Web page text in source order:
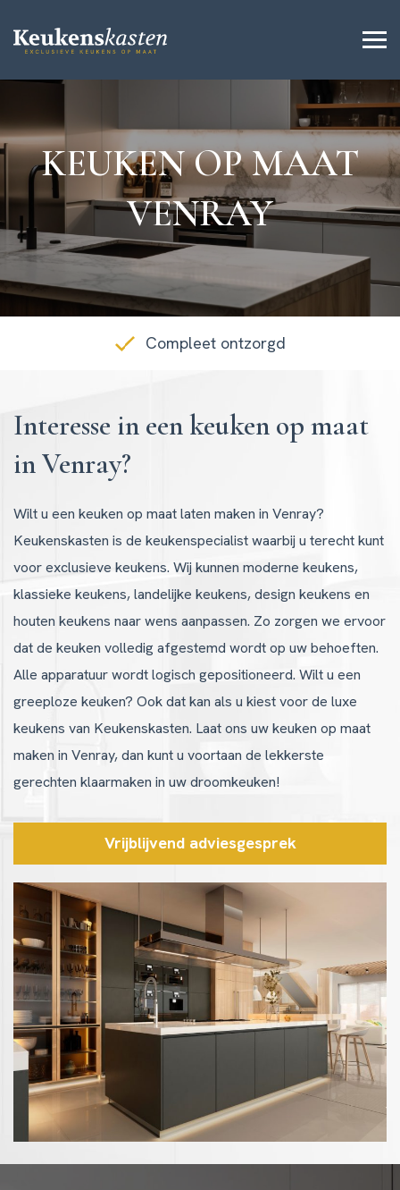
KEUKEN OP MAAT
VENRAY
Compleet ontzorgd
Interesse in een keuken op maat
in Venray?
Wilt u een keuken op maat laten maken in Venray?
Keukenskasten is de keukenspecialist waarbij u terecht kunt
voor exclusieve keukens. Wij kunnen moderne keukens,
klassieke keukens, landelijke keukens, design keukens en
houten keukens naar wens aanpassen. Zo zorgen we ervoor
dat de keuken volledig afgestemd wordt op uw behoeften.
Alle apparatuur wordt logisch gepositioneerd. Wilt u een
greeploze keuken? Ook dat kan als u kiest voor de luxe
keukens van Keukenskasten. Laat ons uw keuken op maat
maken in Venray, dan kunt u voortaan de lekkerste
gerechten klaarmaken in uw droomkeuken!
Vrijblijvend adviesgesprek